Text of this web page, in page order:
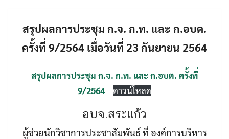
สรุปผลการประชุม ก.จ. ก.ท. และ ก.อบต.
ครั้งที่ 9/2564 เมื่อวันที่ 23 กันยายน 2564
สรุปผลการประชุม ก.จ. ก.ท. และ ก.อบต. ครั้งที่
9/2564
ดาวน์โหลด
อบจ.สระแก้ว
ผู้ช่วยนักวิชาการประชาสัมพันธ์ ที่ องค์การบริหาร